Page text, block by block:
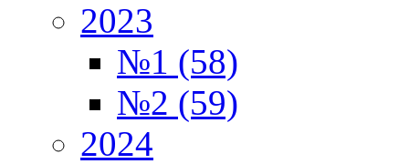
2023
№1 (58)
№2 (59)
2024